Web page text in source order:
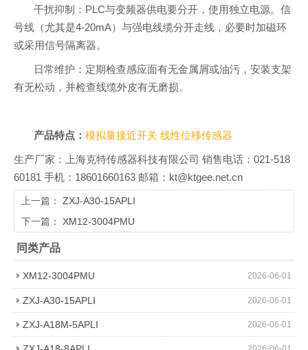
干扰抑制：PLC与变频器供电要分开，使用独立电源。信
号线（尤其是4-20mA）与强电线缆分开走线，必要时加磁环
或采用信号隔离器。
日常维护：定期检查感应面有无金属屑或油污，安装支架
有无松动，并检查线缆外皮有无磨损。
产品特点：模拟量接近开关线性位移传感器
生产厂家：上海克特传感器科技有限公司 销售电话：021-518
60181 手机：18601660163 邮箱：kt@ktgee.net.cn
上一篇： ZXJ-A30-15APLI
下一篇： XM12-3004PMU
同类产品
2026-06-01
XM12-3004PMU
2026-06-01
ZXJ-A30-15APLI
2026-06-01
ZXJ-A18M-5APLI